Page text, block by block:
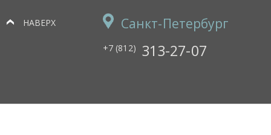
НАВЕРХ Санкт-Петербург
+7 (812) 313-27-07